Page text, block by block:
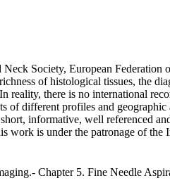
Society, European
of histological tissues, the
reality, there is no international
of different profiles and
informative, well referenced
work is under the patronage of
Chapter 5. Fine Needle